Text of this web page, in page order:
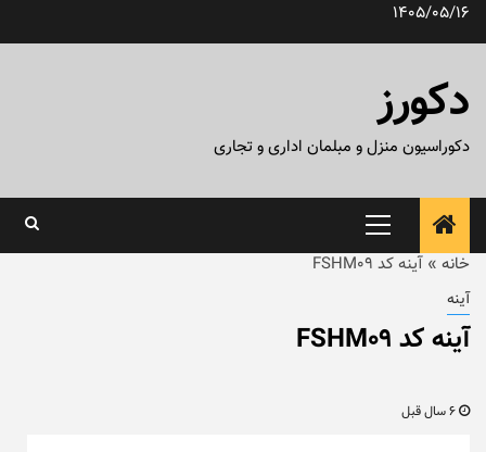
پرش1405/05/16
دکورز
دکوراسیون منزل و مبلمان اداری و تجاری
منوی
اصلی
خانه » آینه کد FSHM09
آینه
آینه کد FSHM09